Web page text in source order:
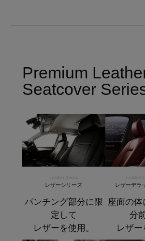
Premium
Seatcover
Leather Series
レザーシリーズ
パンチング部分に限
定して
レザーを使用。
Leather
レザーデラ
座面の
分
レザー